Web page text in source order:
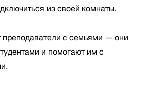
из своей комнаты.
преподаватели с семьями — они
и помогают им с